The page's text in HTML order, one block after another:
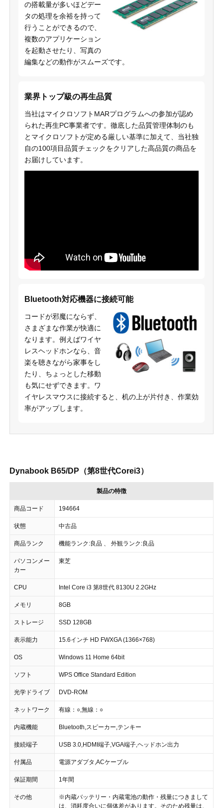
の搭載量が多いほどデー
タの処理を余裕を持って
行うことができるので、
複数のアプリケーション
を起動させたり、写真の
編集などの動作がスムーズです。
業界トップ級の再生品質
当社はマイクロソフトMARプログラムへの参加が認め
られた再生PC事業者です。徹底した品質管理体制のも
とマイクロソフトが定める厳しい基準に加えて、当社独
自の100項目品質チェックをクリアした高品質の商品を
お届けしています。
Bluetooth対応機器に接続可能
コードが邪魔にならず、
さまざまな作業が快適に
なります。例えばワイヤ
レスヘッドホンなら、音
楽を聴きながら家事をし
たり、ちょっとした移動
も気にせずできます。ワ
イヤレスマウスに接続すると、机の上が片付き、作業効
率がアップします。
Dynabook B65/DP（第8世代Corei3）
製品の特徴
商品コード 194664
状態 中古品
商品ランク 機能ランク:良品 、 外観ランク:良品
パソコンメー
カー
東芝
CPU Intel Core i3 第8世代 8130U 2.2GHz
メモリ 8GB
ストレージ SSD 128GB
表示能力 15.6インチ HD FWXGA (1366×768)
OS Windows 11 Home 64bit
ソフト WPS Office Standard Edition
光学ドライブ DVD-ROM
ネットワーク 有線：○,無線：○
内蔵機能 Bluetooth,スピーカー,テンキー
接続端子 USB 3.0,HDMI端子,VGA端子,ヘッドホン出力
付属品 電源アダプタ,ACケーブル
保証期間 1年間
その他
※内蔵バッテリー・内蔵電池の動作・残量につきまして
は、消耗度合いに個体差があります。そのため残量は、